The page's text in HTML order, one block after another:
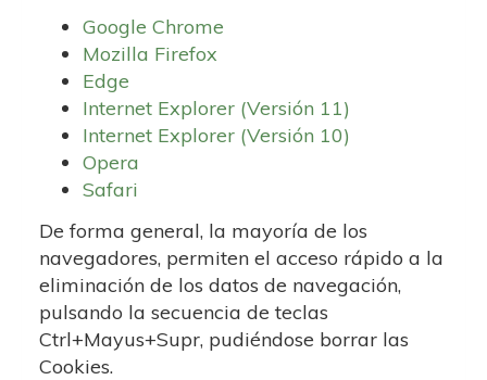
Google Chrome
Mozilla Firefox
Edge
Internet Explorer (Versión 11)
Internet Explorer (Versión 10)
Opera
Safari
De forma general, la mayoría de los
navegadores, permiten el acceso rápido a la
eliminación de los datos de navegación,
pulsando la secuencia de teclas
Ctrl+Mayus+Supr, pudiéndose borrar las
Cookies.